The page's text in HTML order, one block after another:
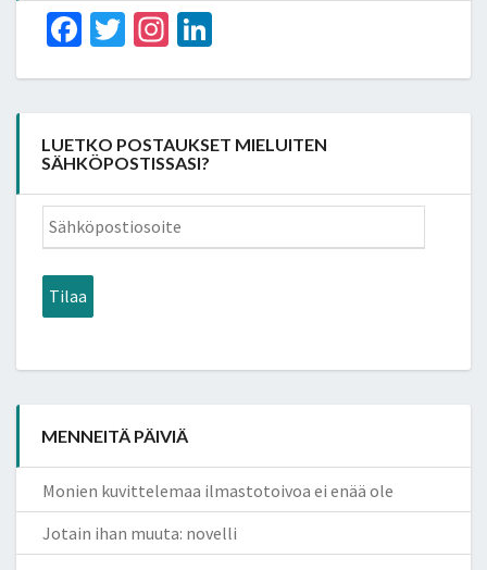
Facebook
TwitterInstagram
LUETKO POSTAUKSET MIELUITEN
SÄHKÖPOSTISSASI?
Sähköpostiosoite
Tilaa
MENNEITÄ PÄIVIÄ
Monien kuvittelemaa ilmastotoivoa ei enää ole
Jotain ihan muuta: novelli